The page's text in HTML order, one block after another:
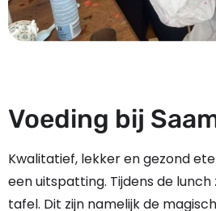
Voeding bij
Kwalitatief, lekker en gezond
een uitspatting. Tijdens de
tafel. Dit zijn namelijk de